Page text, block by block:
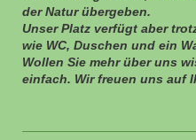
der Natur übergeben.
Unser Platz verfügt aber
wie WC, Duschen und ein
Wollen Sie mehr über uns
einfach. Wir freuen uns auf